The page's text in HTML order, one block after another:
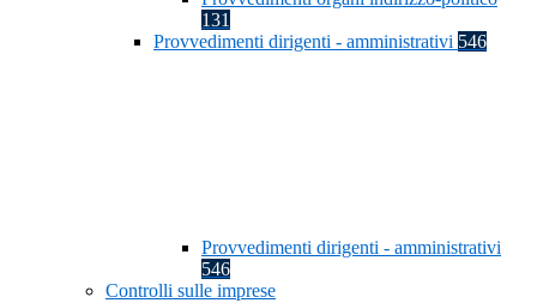
131
Provvedimenti dirigenti - amministrativi 546
Provvedimenti dirigenti - amministrativi
546
Controlli sulle imprese